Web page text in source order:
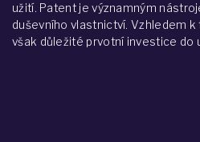
užití. Patent je významným
duševního vlastnictví. Vzhledem
však důležité prvotní investice do